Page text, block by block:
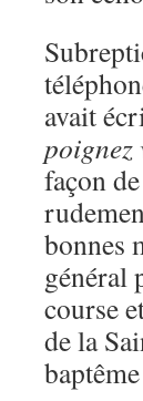
avait
façon
bonnes
général
course
de la